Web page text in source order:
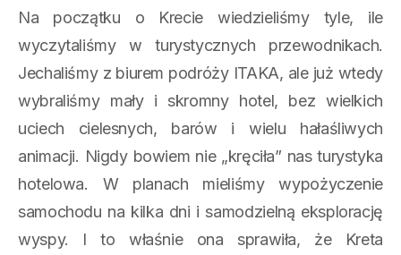
Na początku o Krecie wiedzieliśmy tyle, ile
wyczytaliśmy w turystycznych przewodnikach.
Jechaliśmy z biurem podróży ITAKA, ale już wtedy
wybraliśmy mały i skromny hotel, bez wielkich
uciech cielesnych, barów i wielu hałaśliwych
animacji. Nigdy bowiem nie „kręciła” nas turystyka
hotelowa. W planach mieliśmy wypożyczenie
samochodu na kilka dni i samodzielną eksplorację
wyspy. I to właśnie ona sprawiła, że Kreta